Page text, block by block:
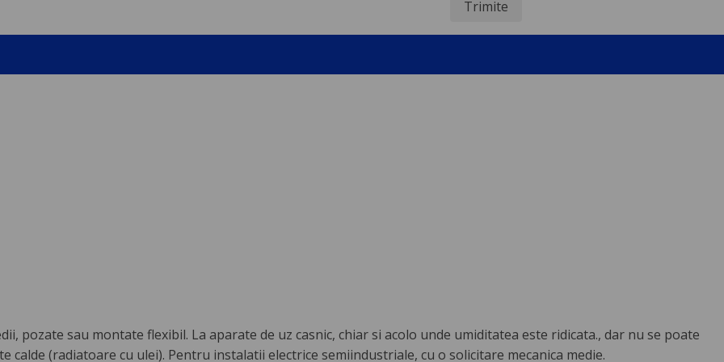
Trimite
pozate sau montate flexibil. La aparate de uz casnic, chiar si acolo unde umiditatea este ridicata., dar nu se poate
(radiatoare cu ulei). Pentru instalatii electrice semiindustriale, cu o solicitare mecanica medie.